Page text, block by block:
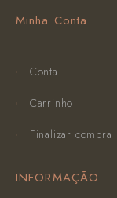
Minha Conta
Conta
Carrinho
Finalizar compra
INFORMAÇÃO